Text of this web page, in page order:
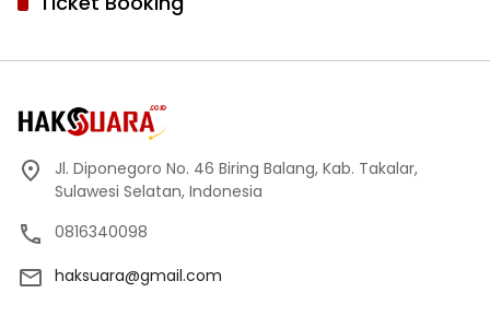
Jl. Diponegoro No. 46 Biring Balang, Kab. Takalar,
Sulawesi Selatan, Indonesia
0816340098
haksuara@gmail.com